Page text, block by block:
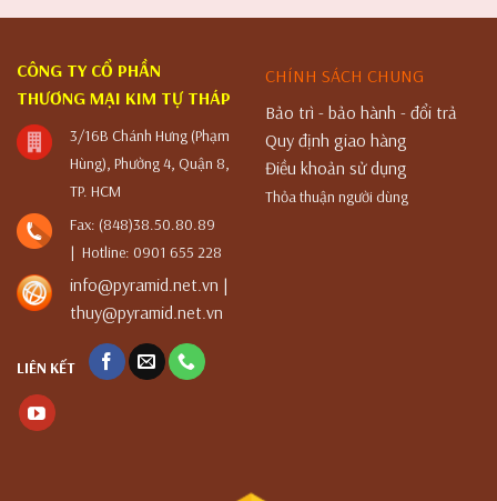
CÔNG TY CỔ PHẦN
THƯƠNG MẠI KIM TỰ THÁP
3/16B Chánh Hưng (Phạm
Hùng), Phường 4, Quận 8,
TP. HCM
Fax: (848)38.50.80.89
| Hotline: 0901 655 228
info@pyramid.net.vn |
thuy@pyramid.net.vn
LIÊN KẾT
CHÍNH SÁCH CHUNG
Bảo trì - bảo hành - đổi trả
Quy định giao hàng
Điều khoản sử dụng
Thỏa thuận người dùng